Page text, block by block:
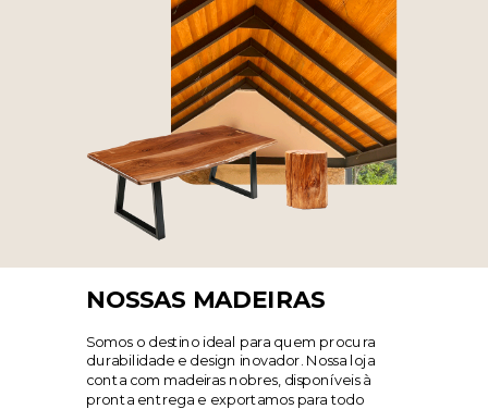
Somos o destino ideal para quem procura
durabilidade e design inovador. Nossa loja
conta com madeiras nobres, disponíveis à
pronta entrega e exportamos para todo
NOSSAS MADEIRAS